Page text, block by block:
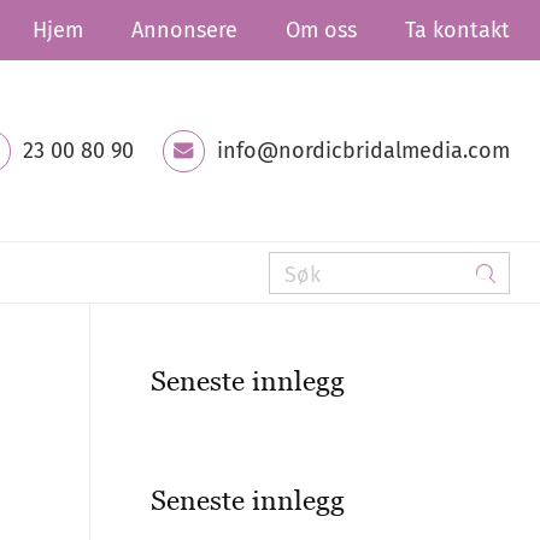
Hjem Annonsere Om oss Ta kontakt
23 00 80 90 info@nordicbridalmedia.com
Seneste innlegg
Seneste innlegg